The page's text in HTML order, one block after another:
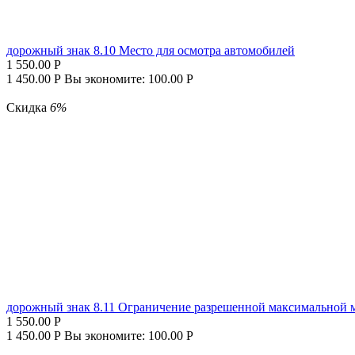
дорожный знак 8.10 Место для осмотра автомобилей
1 550.00 Р
1 450.00 Р Вы экономите: 100.00 Р
Скидка 6%
дорожный знак 8.11 Ограничение разрешенной максимальной
1 550.00 Р
1 450.00 Р Вы экономите: 100.00 Р